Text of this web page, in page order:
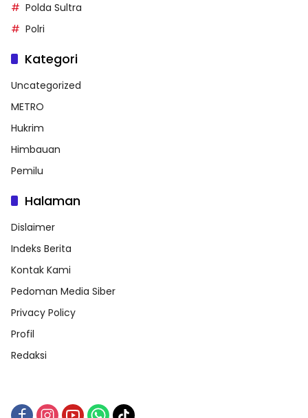
Polda Sultra
Polri
Kategori
Uncategorized
METRO
Hukrim
Himbauan
Pemilu
Halaman
Dislaimer
Indeks Berita
Kontak Kami
Pedoman Media Siber
Privacy Policy
Profil
Redaksi